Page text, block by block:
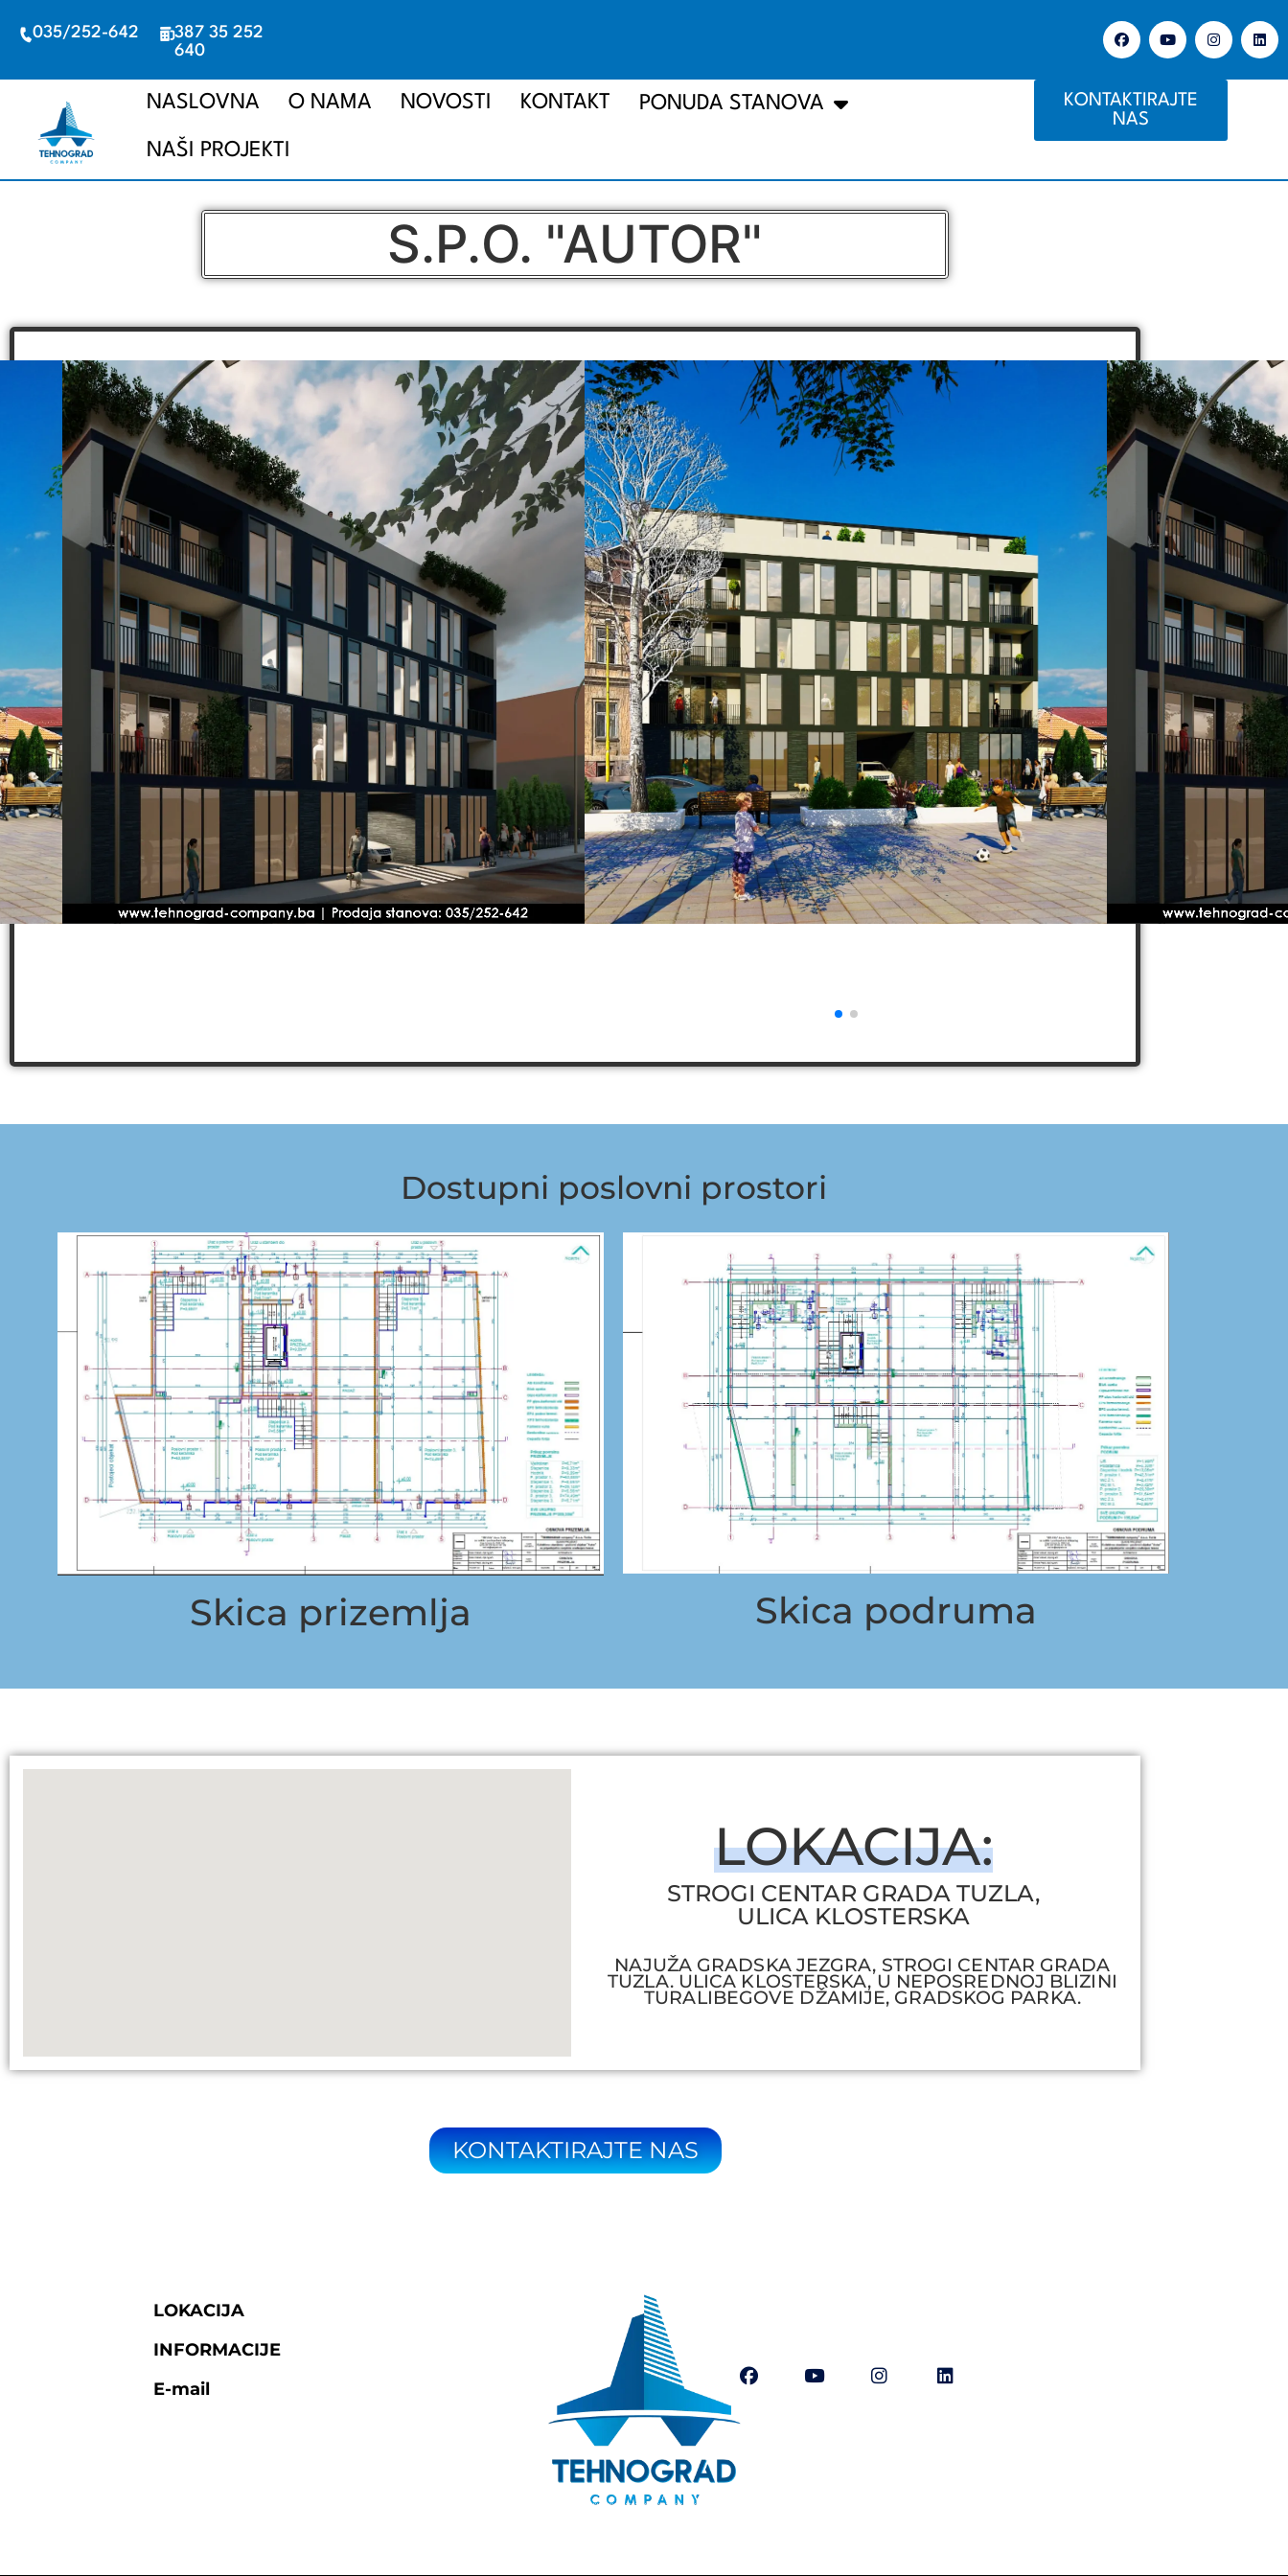
035/252-642
387 35 252
640
NASLOVNA O NAMA NOVOSTI KONTAKT PONUDA STANOVA
NAŠI PROJEKTI
KONTAKTIRAJTE
NAS
S.P.O. "AUTOR"
U ponudi imamo poslovne prostore:
Poslovni prostor broj 1
Površina 117,47m2 (prizemlje 69,27m2 i suteren 48,20m2)
Poslovni prostor broj 2
Površina 64,00m2 (prizemlje 34,70m2 i suteren 29,30m2)
Poslovni prostor broj 3
Površina 177,27m2 (prizemlje 80,20m2 i suteren 97,07m2)
Tuzla dobija luksuzni stambeno-poslovni objekat u
strogom centru grada.
Stambeno-poslovni objekat “Autor” je novi investicijski
projekat naše kompanije koji će oplemeniti i
modernizirati užu gradsku jezgru.
Dostupni poslovni prostori
Skica prizemlja Skica podruma
LOKACIJA:
STROGI CENTAR GRADA TUZLA,
ULICA KLOSTERSKA
NAJUŽA GRADSKA JEZGRA, STROGI CENTAR GRADA
TUZLA. ULICA KLOSTERSKA, U NEPOSREDNOJ BLIZINI
TURALIBEGOVE DŽAMIJE, GRADSKOG PARKA.
KONTAKTIRAJTE NAS
LOKACIJA
INFORMACIJE
E-mail